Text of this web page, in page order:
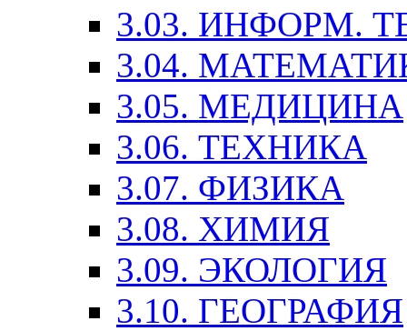
3.03. ИНФОРМ.
3.04.
3.05. МЕДИЦИНА
3.06. ТЕХНИКА
3.07. ФИЗИКА
3.08. ХИМИЯ
3.09. ЭКОЛОГИЯ
3.10. ГЕОГРАФИЯ